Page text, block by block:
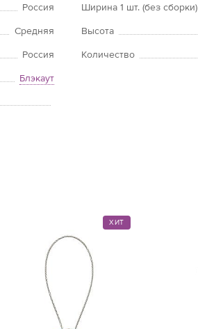
Россия
Средняя
Россия
Блэкаут
Ширина 1 шт. (без сборки)
Высота
Количество
ХИТ